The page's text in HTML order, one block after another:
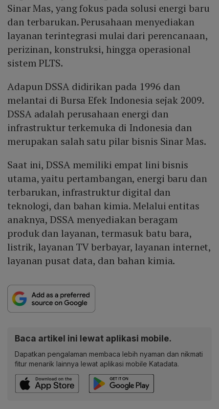
Sinar Mas, yang fokus pada solusi energi baru
dan terbarukan. Perusahaan menyediakan
layanan terintegrasi mulai dari perencanaan,
perizinan, konstruksi, hingga operasional
sistem PLTS.
Adapun DSSA didirikan pada 1996 dan
melantai di Bursa Efek Indonesia sejak 2009.
DSSA adalah perusahaan energi dan
infrastruktur terkemuka di Indonesia dan
merupakan salah satu pilar bisnis Sinar Mas.
Saat ini, DSSA memiliki empat lini bisnis
utama, yaitu pertambangan, energi baru dan
terbarukan, infrastruktur digital dan
teknologi, dan bahan kimia. Melalui entitas
anaknya, DSSA menyediakan beragam
produk dan layanan, termasuk batu bara,
listrik, layanan TV berbayar, layanan internet,
layanan pusat data, dan bahan kimia.
Baca artikel ini lewat aplikasi mobile.
Dapatkan pengalaman membaca lebih nyaman dan nikmati
fitur menarik lainnya lewat aplikasi mobile Katadata.